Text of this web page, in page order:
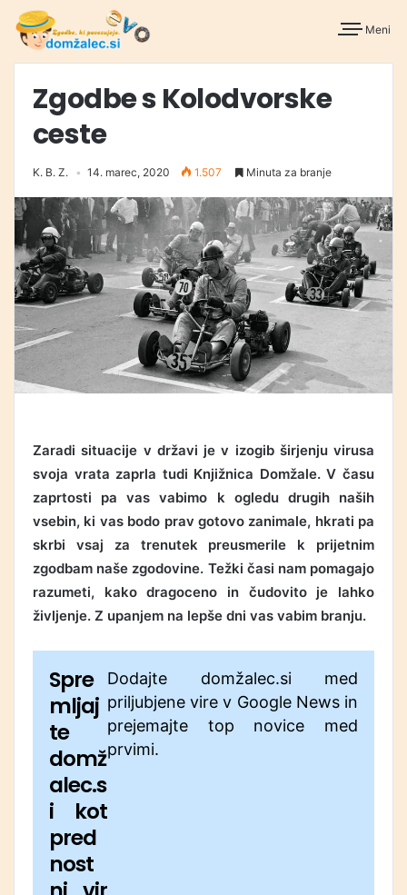
Meni
Zgodbe s Kolodvorske
ceste
K. B. Z. 14. marec, 2020 1.507 Minuta za branje
Zaradi situacije v državi je v izogib širjenju virusa
svoja vrata zaprla tudi Knjižnica Domžale. V času
zaprtosti pa vas vabimo k ogledu drugih naših
vsebin, ki vas bodo prav gotovo zanimale, hkrati pa
skrbi vsaj za trenutek preusmerile k prijetnim
zgodbam naše zgodovine. Težki časi nam pomagajo
razumeti, kako dragoceno in čudovito je lahko
življenje. Z upanjem na lepše dni vas vabim branju.
Spre
mljaj
te
domž
alec.s
i kot
pred
nost
Dodajte domžalec.si med
priljubjene vire v Google News in
prejemajte top novice med
prvimi.